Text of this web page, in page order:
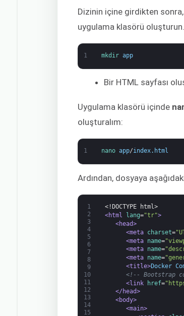
Dizinin içine girdikten sonra,
uygulama klasörü
1 mkdir app
Bir HTML sayfası
Uygulama klasörü içinde
oluşturalım:
1 nano app/index. html
Ardından, dosyaya
1
2
3
4
5
6
7
8
9
10
11
12
13
14
15
<!DOCTYPE html>
<html
lang="tr">
<head>
<meta charset=
<meta name=
<meta name=
<meta name=
<title>Docker
<!-- Bootstrap
<link
href=
</head>
<body>
<main>